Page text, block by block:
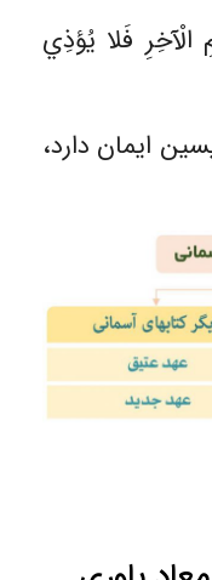
الْآخِرِ فَلا یُؤذِي
ایمان دارد،